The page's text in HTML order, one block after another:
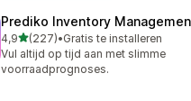
Prediko Inventory
4,9van 5 sterren
(227)
227 recensies in totaal
•Gratis te installeren
Vul altijd op tijd aan met slimme
voorraadprognoses.